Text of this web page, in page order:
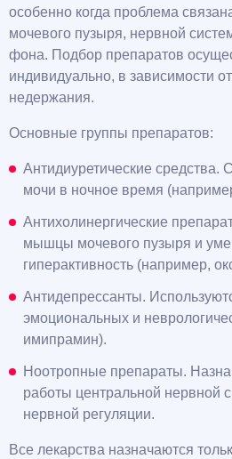
особенно когда проблема
мочевого пузыря, нервной
фона. Подбор препаратов
индивидуально, в зависимости
недержания.
Основные группы препаратов:
Антидиуретические средства.
мочи в ночное время
Антихолинергические
мышцы мочевого пузыря и
гиперактивность (например,
Антидепрессанты.
эмоциональных и
имипрамин).
Ноотропные препараты.
работы центральной нервной
нервной регуляции.
Все лекарства назначаются